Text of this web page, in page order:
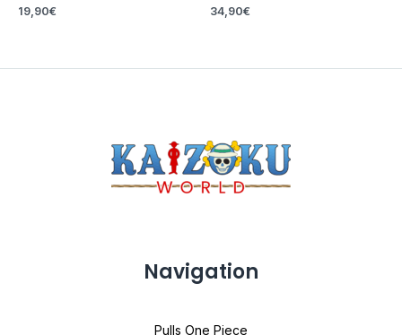
19,90€ 34,90€
Navigation
Pulls One Piece